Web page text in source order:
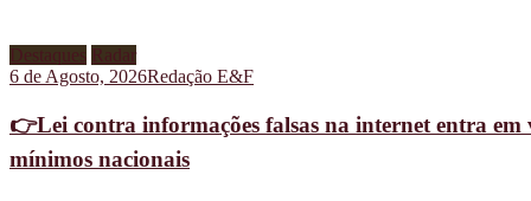
Destaques Radar
6 de Agosto, 2026Redação E&F
👉Lei contra informações falsas na internet entra
mínimos nacionais